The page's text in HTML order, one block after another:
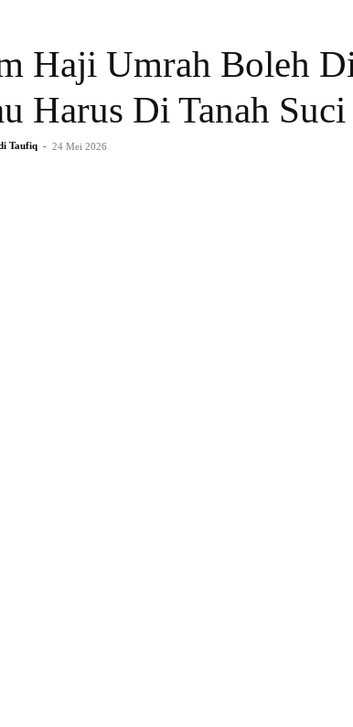
Haji Umrah Boleh
Harus Di Tanah Suci
Taufiq - 24 Mei 2026